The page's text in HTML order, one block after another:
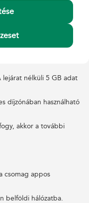
lejárat nélküli 5 GB adat
díjzónában használható
akkor a további
csomag appos
belföldi hálózatba.